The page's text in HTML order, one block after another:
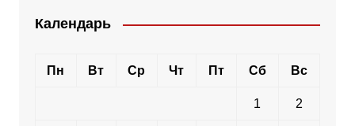
Календарь
Пн Вт Ср Чт Пт Сб Вс
1 2